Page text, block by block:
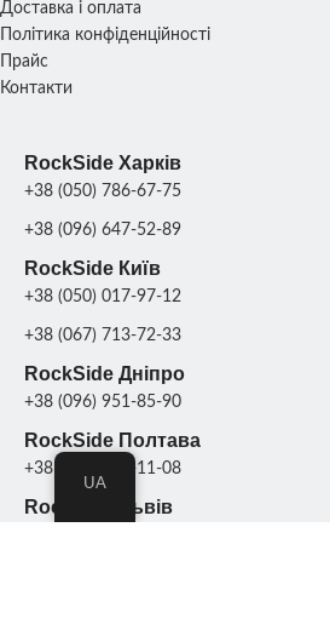
Доставка і оплата
Політика конфіденційності
Прайс
Контакти
RockSide Харків
+38 (050) 786-67-75
+38 (096) 647-52-89
RockSide Київ
+38 (050) 017-97-12
+38 (067) 713-72-33
RockSide Дніпро
+38 (096) 951-85-90
RockSide Полтава
+38 (099) 130-11-08
RockSide Львів
UA